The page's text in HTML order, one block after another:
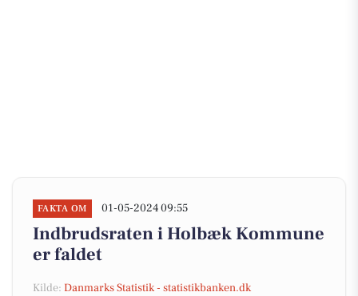
FAKTA OM 01-05-2024 09:55
Indbrudsraten i Holbæk Kommune
er faldet
Kilde: Danmarks Statistik - statistikbanken.dk